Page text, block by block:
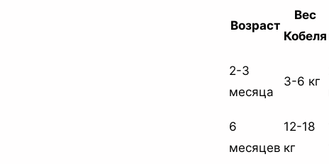
Возраст
Вес
Кобеля
2-3
месяца
3-6 кг
6
месяцев
12-18
кг